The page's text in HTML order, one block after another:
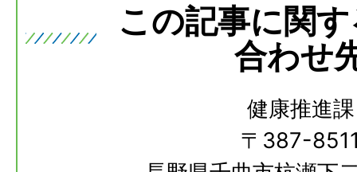
この記事に関
合わせ
健康推進課
〒387-